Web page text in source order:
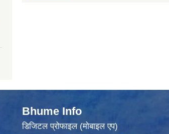
Bhume Info
डिजिटल प्रोफाइल (मोबाइल एप)